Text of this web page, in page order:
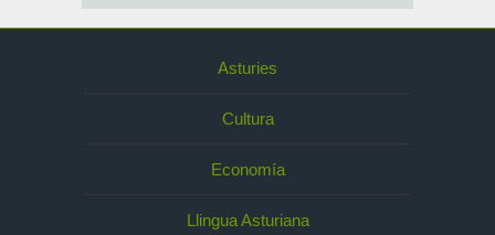
Asturies
Cultura
Economía
Llingua Asturiana